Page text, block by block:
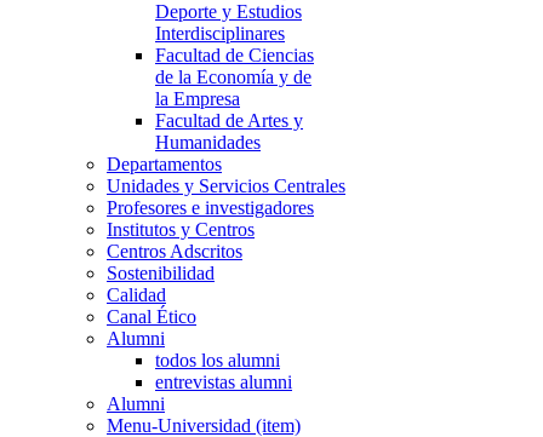
Deporte y Estudios
Interdisciplinares
Facultad de Ciencias
de la Economía y de
la Empresa
Facultad de Artes y
Humanidades
Departamentos
Unidades y Servicios Centrales
Profesores e investigadores
Institutos y Centros
Centros Adscritos
Sostenibilidad
Calidad
Canal Ético
Alumni
todos los alumni
entrevistas alumni
Alumni
Menu-Universidad (item)